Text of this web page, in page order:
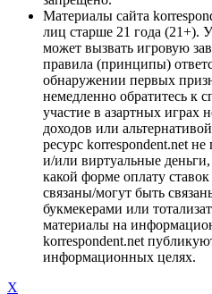
Материалы сайта
лиц старше 21 года (21+).
может вызвать игровую
правила (принципы)
обнаружении первых
немедленно обратитесь к
участие в азартных играх
доходов или
ресурс korrespondent.net
и/или виртуальные
какой форме оплату
связаны/могут быть
букмекерами или
материалы на
korrespondent.net
информационных целях.
X